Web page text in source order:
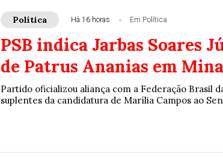
Política Há 16 horas Em Política
PSB indica Jarbas Soares
de Patrus Ananias em
Partido oficializou aliança com a Federação Brasil
suplentes da candidatura de Marília Campos ao